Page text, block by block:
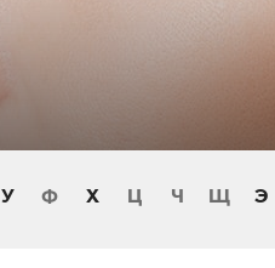
У Ф Х Ц Ч Щ Э